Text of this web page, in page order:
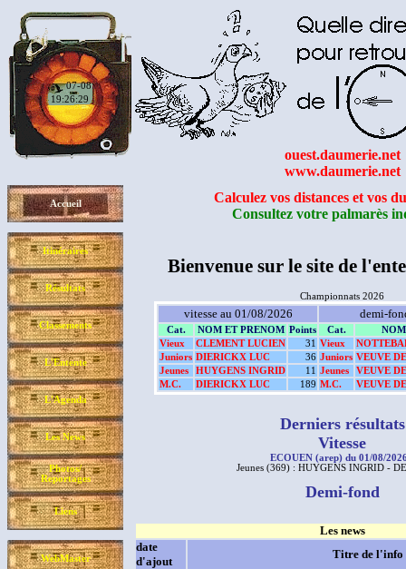
19:26:29
07-08
Accueil
ouest.daumerie.net
www.daumerie.net
Calculez vos distances et vos
Consultez votre palmarès
Itinéraires
Résultats
Classements
L'Entente
L'Agenda
Les News
Photos/
Reportages
Liens
WebMaster
Bienvenue sur le site de
Championnats 2026
vitesse au 01/08/2026 demi-
Cat. NOM ET PRENOM Points Cat.
Vieux
CLEMENT LUCIEN 31 Vieux
Juniors DIERICKX LUC 36 Juniors VEUVE
Jeunes
HUYGENS INGRID 11 Jeunes
VEUVE
M.C.
DIERICKX LUC 189 M.C. VEUVE
Derniers résultats
Vitesse
ECOUEN (arep) du 01/08/
Jeunes (369) : HUYGENS INGRID -
Demi-fond
Les news
date
d'ajout
Titre de l'info